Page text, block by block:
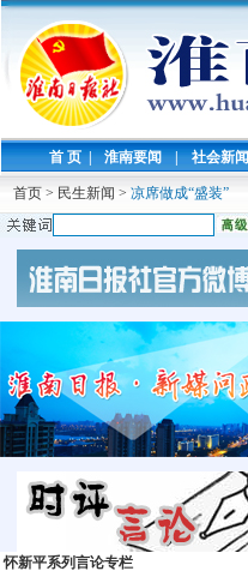
首 页 | 淮南要闻 | 社会新闻
首页 > 民生新闻 > 凉席做成“盛装”
怀新平系列言论专栏